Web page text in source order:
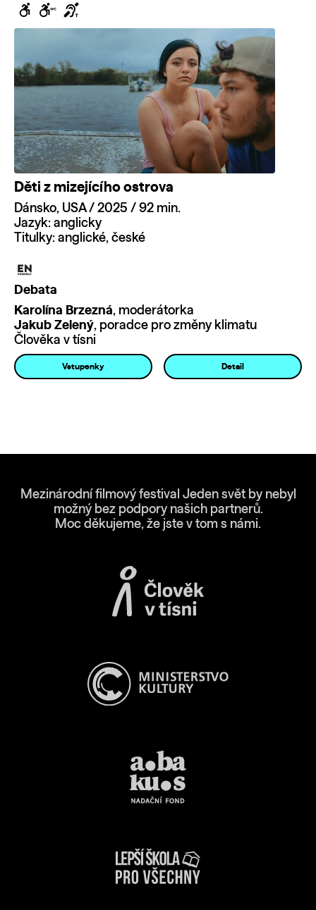
Děti z mizejícího ostrova
Dánsko, USA / 2025 / 92 min.
Jazyk: anglicky
Titulky: anglické, české
Debata
Karolína Brzezná, moderátorka
Jakub Zelený, poradce pro změny klimatu
Člověka v tísni
Vstupenky Detail
Mezinárodní filmový festival Jeden svět by nebyl
možný bez podpory našich partnerů.
Moc děkujeme, že jste v tom s námi.